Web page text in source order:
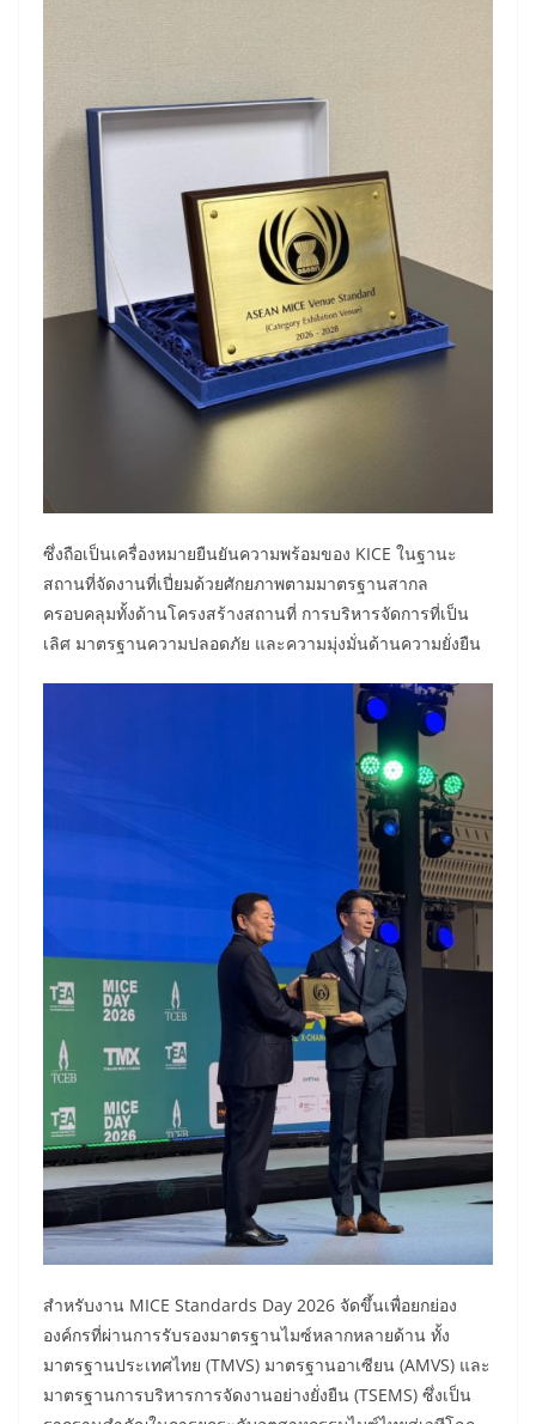
ซึ่งถือเป็นเครื่องหมายยืนยันความพร้อมของ KICE ในฐานะ
สถานที่จัดงานที่เปี่ยมด้วยศักยภาพตามมาตรฐานสากล
ครอบคลุมทั้งด้านโครงสร้างสถานที่ การบริหารจัดการที่เป็น
เลิศ มาตรฐานความปลอดภัย และความมุ่งมั่นด้านความยั่งยืน
สำหรับงาน MICE Standards Day 2026 จัดขึ้นเพื่อยกย่อง
องค์กรที่ผ่านการรับรองมาตรฐานไมซ์หลากหลายด้าน ทั้ง
มาตรฐานประเทศไทย (TMVS) มาตรฐานอาเซียน (AMVS) และ
มาตรฐานการบริหารการจัดงานอย่างยั่งยืน (TSEMS) ซึ่งเป็น